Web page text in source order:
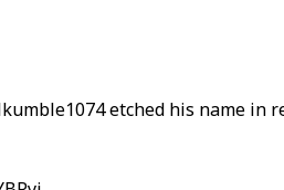
etched his name in